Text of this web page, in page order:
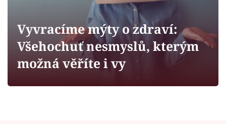
Sledujte prima+
Filmový festival Karlovy Vary
Vyvracíme mýty o zdraví:
Všehochuť nesmyslů, kterým
možná věříte i vy